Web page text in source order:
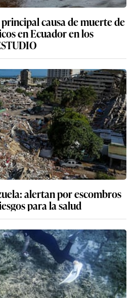
causa de muerte de
en Ecuador en los
alertan por escombros
para la salud